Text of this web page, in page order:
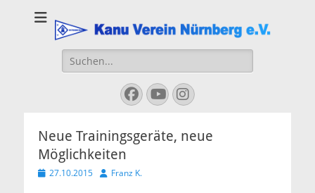
Kanu Verein
Nuernberg
Suchen
nach:
Facebook
YouTube
Instagram
Neue Trainingsgeräte, neue
Möglichkeiten
Veröffentlicht
27.10.2015 AutorFranz K.